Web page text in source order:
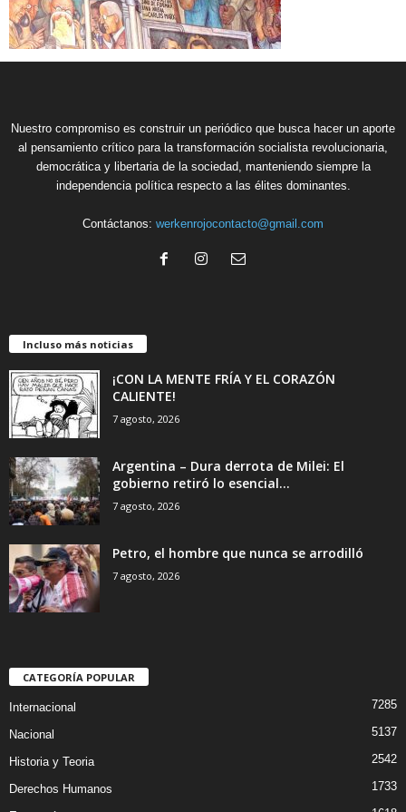
Nuestro compromiso es construir un periódico que busca hacer un aporte
al pensamiento crítico para la transformación socialista revolucionaria,
democrática y libertaria de la sociedad, manteniendo siempre la
independencia política respecto a las élites dominantes.
Contáctanos: werkenrojocontacto@gmail.com
Incluso más noticias
¡CON LA MENTE FRÍA Y EL CORAZÓN
CALIENTE!
7 agosto, 2026
Argentina – Dura derrota de Milei: El
gobierno retiró lo esencial...
7 agosto, 2026
Petro, el hombre que nunca se arrodilló
7 agosto, 2026
CATEGORÍA POPULAR
Internacional 7285
Nacional 5137
Historia y Teoria 2542
Derechos Humanos 1733